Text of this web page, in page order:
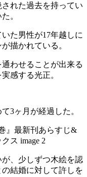
れた過去を持ってい
。
た男性が17年越しに
描かれている。
わせることが出来る
感する光正。
3ヶ月が経過した。
、少しずつ木絵を認
結婚に対して許しを